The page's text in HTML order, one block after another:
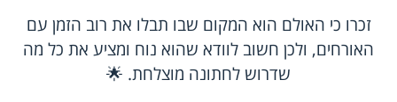
זכרו כי האולם הוא המקום שבו תבלו את רוב הזמן עם
האורחים, ולכן חשוב לוודא שהוא נוח ומציע את כל מה
שדרוש לחתונה מוצלחת. 🌟